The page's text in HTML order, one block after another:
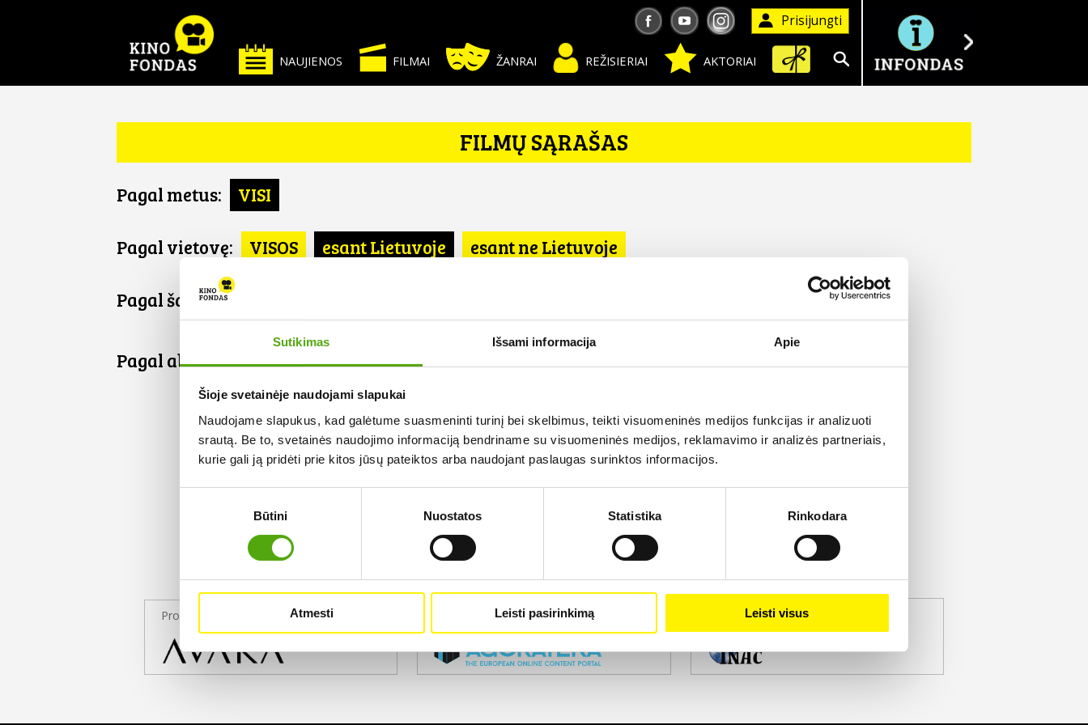
Sutikimas Išsami informacija Apie
Šioje svetainėje naudojami slapukai
Naudojame slapukus, kad galėtume suasmeninti turinį bei skelbimus, teikti visuomeninės medijos funkcijas ir analizuoti
srautą. Be to, svetainės naudojimo informaciją bendriname su visuomeninės medijos, reklamavimo ir analizės partneriais,
kurie gali ją pridėti prie kitos jūsų pateiktos arba naudojant paslaugas surinktos informacijos.
Būtini Nuostatos Statistika Rinkodara
Atmesti Leisti pasirinkimą Leisti visus
Prisijungti
AKTORIAI
REŽISIERIAI
ŽANRAI
FILMAI
NAUJIENOS
Ieškoti
FILMŲ SĄRAŠAS
Pagal metus: VISI
Pagal vietovę: VISOS esant Lietuvoje esant ne Lietuvoje
Pagal šalį: VISOS
Pagal abėcėlę:
Projekto partneris Projekto partneris Projekto partneris